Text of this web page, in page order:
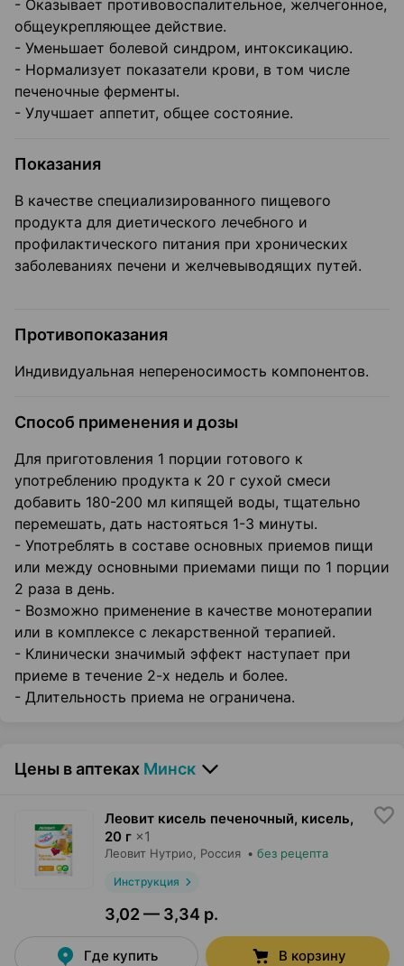
- Оказывает противовоспалительное, желчегонное,
общеукрепляющее действие.
- Уменьшает болевой синдром, интоксикацию.
- Нормализует показатели крови, в том числе
печеночные ферменты.
- Улучшает аппетит, общее состояние.
Показания
В качестве специализированного пищевого
продукта для диетического лечебного и
профилактического питания при хронических
заболеваниях печени и желчевыводящих путей.
Противопоказания
Индивидуальная непереносимость компонентов.
Способ применения и дозы
Для приготовления 1 порции готового к
употреблению продукта к 20 г сухой смеси
добавить 180-200 мл кипящей воды, тщательно
перемешать, дать настояться 1-3 минуты.
- Употреблять в составе основных приемов пищи
или между основными приемами пищи по 1 порции
2 раза в день.
- Возможно применение в качестве монотерапии
или в комплексе с лекарственной терапией.
- Клинически значимый эффект наступает при
приеме в течение 2-х недель и более.
- Длительность приема не ограничена.
Цены в аптеках Минск
Леовит кисель печеночный, кисель,
20 г ×1
Леовит Нутрио, Россия • без рецепта
Инструкция
3,02 — 3,34 р.
Где купить В корзину